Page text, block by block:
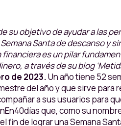
su objetivo de ayudar a las
Santa de descanso y
financiera es un pilar
a través de su blog
de 2023.Un año tiene 52
del año y que sirve para
a sus usuarios para
que, como su
fin de lograr una Semana